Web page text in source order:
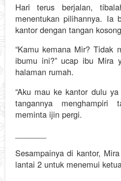
Hari terus berjalan,
menentukan pilihannya. Ia
kantor dengan tangan
“Kamu kemana Mir? Tidak
ibumu ini?” ucap ibu Mira
halaman rumah.
“Aku mau ke kantor dulu
tangannya menghampiri
meminta ijin pergi.
Sesampainya di kantor,
lantai 2 untuk menemui